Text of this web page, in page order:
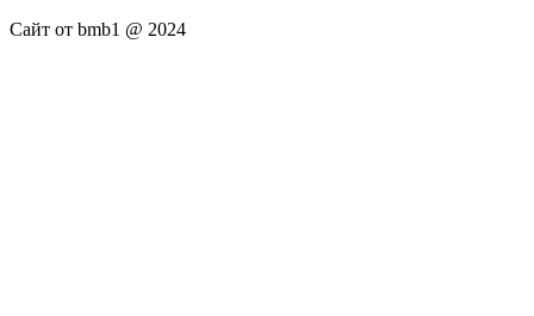
Сайт от bmb1 @ 2024